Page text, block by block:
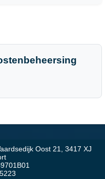
Oost 21, 3417 XJ